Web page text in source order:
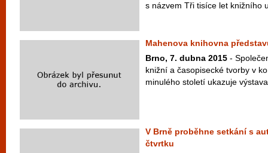
s názvem Tři tisíce let knižního
Mahenova knihovna
Brno, 7. dubna 2015 -
knižní a časopisecké tvorby v
minulého století ukazuje
V Brně proběhne setkání s
čtvrtku